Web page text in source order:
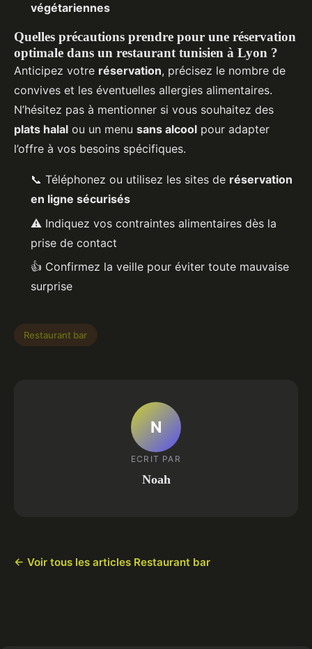
végétariennes
Quelles précautions prendre pour une réservation
optimale dans un restaurant tunisien à Lyon ?
Anticipez votre réservation, précisez le nombre de
convives et les éventuelles allergies alimentaires.
N’hésitez pas à mentionner si vous souhaitez des
plats halal ou un menu sans alcool pour adapter
l’offre à vos besoins spécifiques.
📞 Téléphonez ou utilisez les sites de réservation
en ligne sécurisés
⚠️ Indiquez vos contraintes alimentaires dès la
prise de contact
👍 Confirmez la veille pour éviter toute mauvaise
surprise
Restaurant bar
N
ECRIT PAR
Noah
← Voir tous les articles Restaurant bar